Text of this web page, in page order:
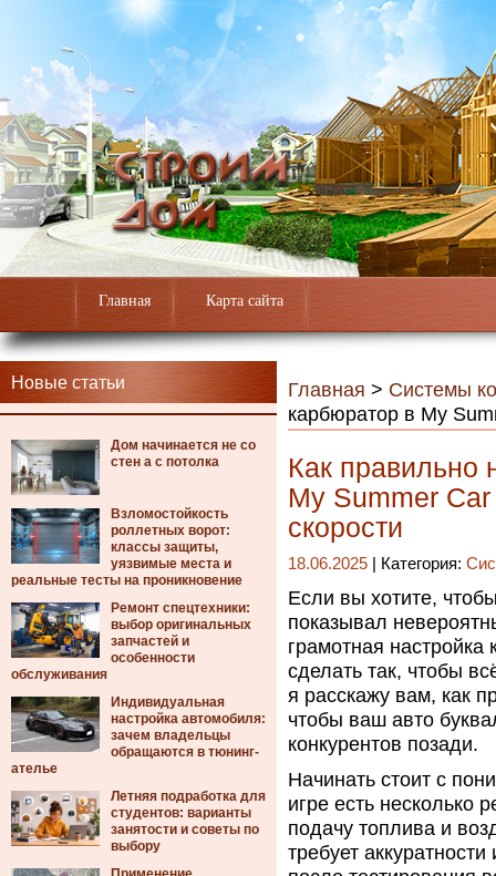
Главная Карта сайта
Новые статьи
Дом начинается не со
стен а с потолка
Взломостойкость
роллетных ворот:
классы защиты,
уязвимые места и
реальные тесты на проникновение
Ремонт спецтехники:
выбор оригинальных
запчастей и
особенности
обслуживания
Индивидуальная
настройка автомобиля:
зачем владельцы
обращаются в тюнинг-
ателье
Летняя подработка для
студентов: варианты
занятости и советы по
выбору
Главная > Системы
карбюратор в My
Как правильно
My Summer
скорости
18.06.2025 | Категория:
Если вы хотите,
показывал
грамотная настройка
сделать так, чтобы
я расскажу вам, как
чтобы ваш авто
конкурентов позади.
Начинать стоит с
игре есть несколько
подачу топлива и
требует